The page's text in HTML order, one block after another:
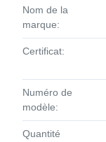
Nom de la
marque:
Certificat:
Numéro de
modèle:
Quantité